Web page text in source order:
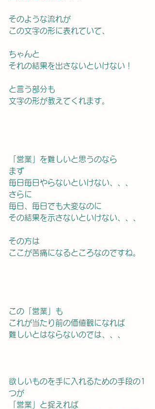
そのような流れが
この文字の形に表れていて、
ちゃんと
それの結果を出さないといけない！
と言う部分も
文字の形が教えてくれます。
「営業」を難しいと思うのなら
まず
毎日毎日やらないといけない、、、
さらに
毎日、毎日でも大変なのに
その結果を示さないといけない、、、
その方は
ここが苦痛になるところなのですね。
この「営業」も
これが当たり前の価値観になれば
難しいとはならないのでは、、、
欲しいものを手に入れるための手段の1
つが
「営業」と捉えれば